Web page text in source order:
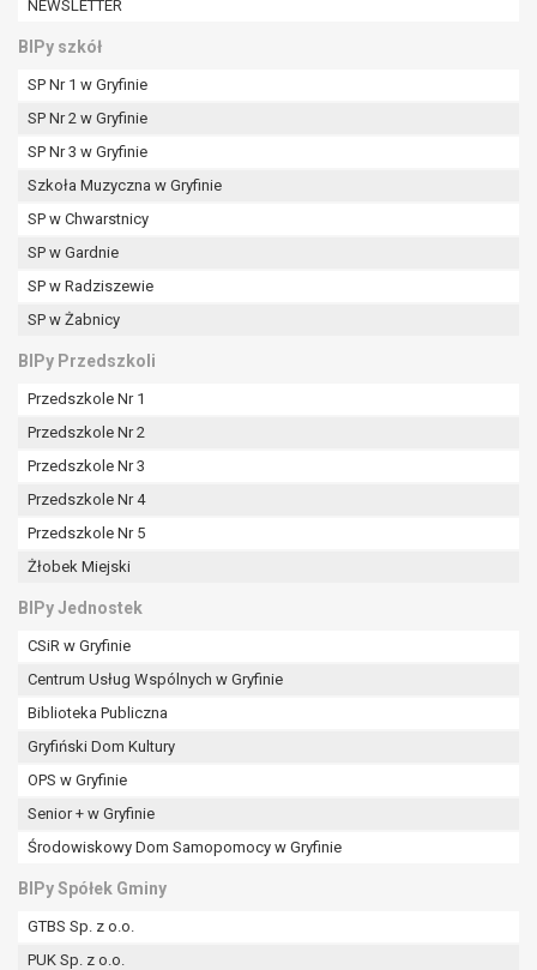
NEWSLETTER
BIPy szkół
SP Nr 1 w Gryfinie
SP Nr 2 w Gryfinie
SP Nr 3 w Gryfinie
Szkoła Muzyczna w Gryfinie
SP w Chwarstnicy
SP w Gardnie
SP w Radziszewie
SP w Żabnicy
BIPy Przedszkoli
Przedszkole Nr 1
Przedszkole Nr 2
Przedszkole Nr 3
Przedszkole Nr 4
Przedszkole Nr 5
Żłobek Miejski
BIPy Jednostek
CSiR w Gryfinie
Centrum Usług Wspólnych w Gryfinie
Biblioteka Publiczna
Gryfiński Dom Kultury
OPS w Gryfinie
Senior + w Gryfinie
Środowiskowy Dom Samopomocy w Gryfinie
BIPy Spółek Gminy
GTBS Sp. z o.o.
PUK Sp. z o.o.
cofnięcia tej zgody w dowolnym momencie.
Cofnięcie to nie ma wpływu na zgodność
zgody przed jej cofnięciem.
Przysługuje Pani/Panu prawo wniesienia skargi do
organu nadzorczego na niezgodne z prawem
przez administratora.
Organem właściwym do wniesienia skargi jest
Prezes Urzędu Ochrony Danych Osobowych.
W zależności od sfery, w której przetwarzane są
dobrowolne albo jest wymogiem ustawowym lub
umownym.
zautomatyzowanemu podejmowaniu decyzji, w
tym również profilowaniu.